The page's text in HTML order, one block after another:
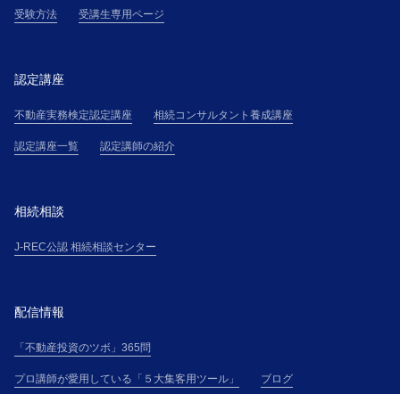
受験方法 受講生専用ページ
認定講座
不動産実務検定認定講座 相続コンサルタント養成講座
認定講座一覧 認定講師の紹介
相続相談
J-REC公認 相続相談センター
配信情報
「不動産投資のツボ」365問
プロ講師が愛用している「５大集客用ツール」 ブログ